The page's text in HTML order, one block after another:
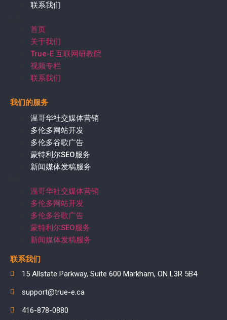
联系我们
首页
关于我们
True-E 互联网研教院
视频专栏
联系我们
我们的服务
温哥华社交媒体营销
多伦多网站开发
多伦多谷歌广告
蒙特利尔SEO服务
新闻媒体发稿服务
温哥华社交媒体营销
多伦多网站开发
多伦多谷歌广告
蒙特利尔SEO服务
新闻媒体发稿服务
联系我们
15 Allstate Parkway, Suite 600 Markham, ON L3R 5B4
support@true-e.ca
416-878-0880